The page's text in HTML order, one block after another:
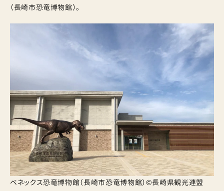
（長崎市恐竜博物館）。
ベネックス恐竜博物館（長崎市恐竜博物館）©長崎県観光連盟